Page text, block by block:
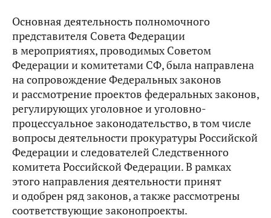
Основная деятельность полномочного
представителя Совета Федерации
в мероприятиях, проводимых Советом
Федерации и комитетами СФ, была направлена
на сопровождение Федеральных законов
и рассмотрение проектов федеральных законов,
регулирующих уголовное и уголовно-
процессуальное законодательство, в том числе
вопросы деятельности прокуратуры Российской
Федерации и следователей Следственного
комитета Российской Федерации. В рамках
этого направления деятельности принят
и одобрен ряд законов, а также рассмотрены
соответствующие законопроекты.